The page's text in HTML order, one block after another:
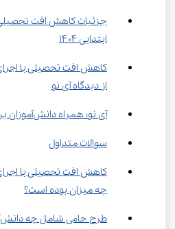
جزئیات کاهش افت
ابتدایی ۱۴۰۴
از دیدگاه آی نو
آی نو؛ همراه دانش‌آموزان برای جلوگیری از افت تحصیلی
سوالات متداول
چه میزان بوده است؟
طرح حامی شامل چه دانش‌آموزانی می‌شود؟